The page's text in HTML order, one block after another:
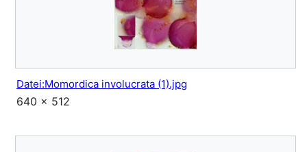
Datei:Momordica involucrata (1).jpg
640 × 512